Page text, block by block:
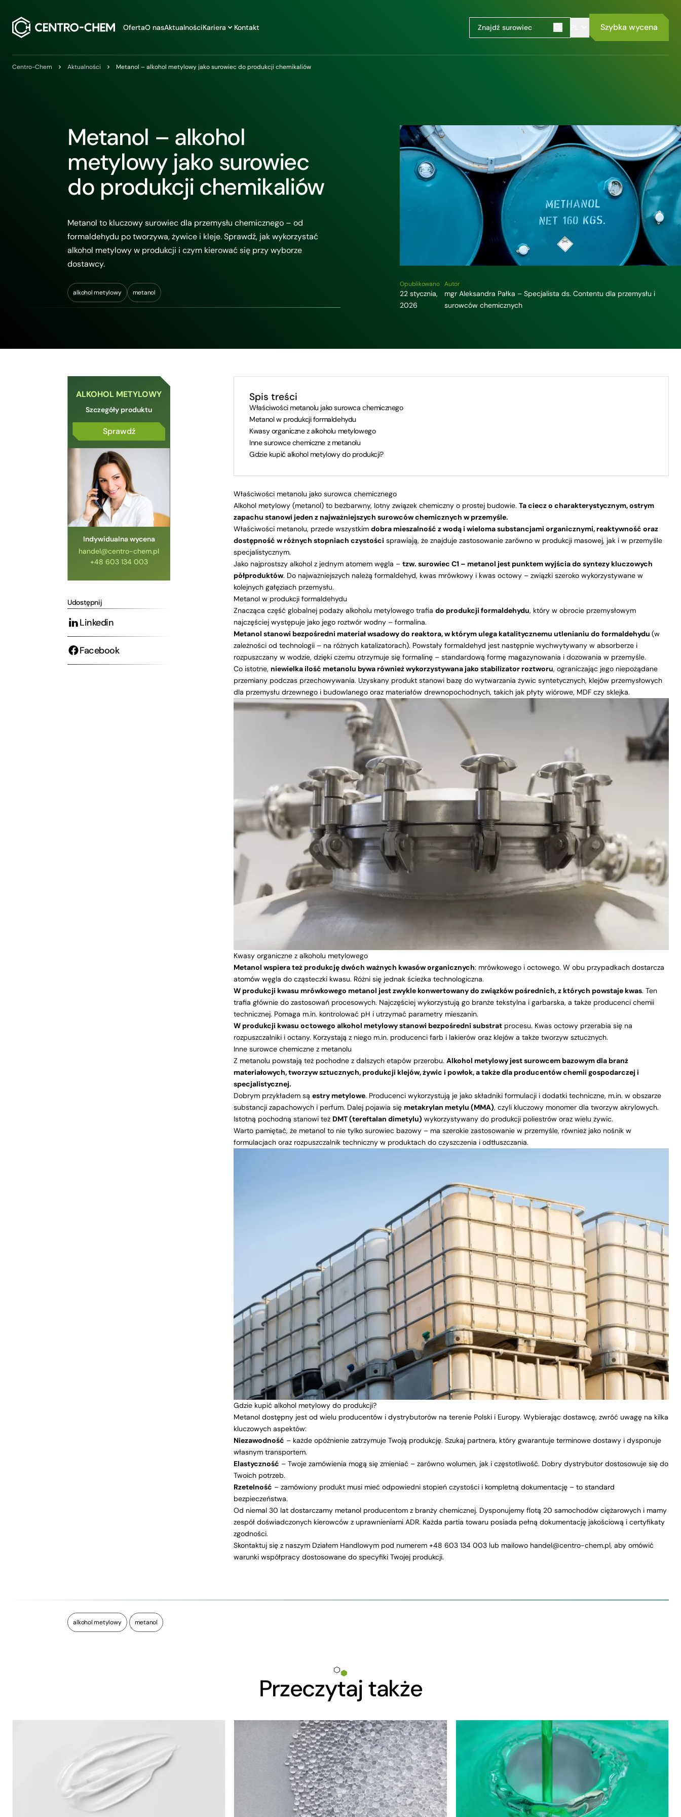
OfertaO nasAktualnościKariera Kontakt Szybka wycena
Centro-Chem Aktualności Metanol – alkohol metylowy jako surowiec do produkcji chemikaliów
Metanol – alkohol
metylowy jako surowiec
do produkcji chemikaliów
Metanol to kluczowy surowiec dla przemysłu chemicznego – od
formaldehydu po tworzywa, żywice i kleje. Sprawdź, jak wykorzystać
alkohol metylowy w produkcji i czym kierować się przy wyborze
dostawcy.
alkohol metylowy metanol
Opublikowano
22 stycznia,
2026
Autor
mgr Aleksandra Pałka – Specjalista ds. Contentu dla przemysłu i
surowców chemicznych
ALKOHOL METYLOWY
Szczegóły produktu
Sprawdź
Indywidualna wycena
handel@centro-chem.pl
+48 603 134 003
Udostępnij
Linkedin
Facebook
Spis treści
Właściwości metanolu jako surowca chemicznego
Metanol w produkcji formaldehydu
Kwasy organiczne z alkoholu metylowego
Inne surowce chemiczne z metanolu
Gdzie kupić alkohol metylowy do produkcji?
Właściwości metanolu jako surowca chemicznego
Alkohol metylowy (metanol) to bezbarwny, lotny związek chemiczny o prostej budowie.Ta ciecz o charakterystycznym, ostrym
zapachu stanowi jeden z najważniejszych surowców chemicznych w przemyśle.
Właściwości metanolu, przede wszystkimdobra mieszalność z wodą i wieloma substancjami organicznymi, reaktywność oraz
dostępność w różnych stopniach czystości sprawiają, że znajduje zastosowanie zarówno w produkcji masowej, jak i w przemyśle
specjalistycznym.
Jako najprostszy alkohol z jednym atomem węgla –tzw. surowiec C1 – metanol jest punktem wyjścia do syntezy kluczowych
półproduktów. Do najważniejszych należą formaldehyd, kwas mrówkowy i kwas octowy – związki szeroko wykorzystywane w
kolejnych gałęziach przemysłu.
Metanol w produkcji formaldehydu
Znacząca część globalnej podaży alkoholu metylowego trafiado produkcji formaldehydu, który w obrocie przemysłowym
najczęściej występuje jako jego roztwór wodny –formalina.
Metanol stanowi bezpośredni materiał wsadowy do reaktora, w którym ulega katalitycznemu utlenianiu do formaldehydu(w
zależności od technologii – na różnych katalizatorach). Powstały formaldehyd jest następnie wychwytywany w absorberze i
rozpuszczany w wodzie, dzięki czemu otrzymuje się formalinę – standardową formę magazynowania i dozowania w przemyśle.
Co istotne, niewielka ilość metanolu bywa również wykorzystywana jako stabilizator roztworu, ograniczając jego niepożądane
przemiany podczas przechowywania. Uzyskany produkt stanowi bazę do wytwarzania żywic syntetycznych, klejów przemysłowych
dla przemysłu drzewnego i budowlanego oraz materiałów drewnopochodnych, takich jak płyty wiórowe, MDF czy sklejka.
Kwasy organiczne z alkoholu metylowego
Metanol wspiera też produkcję dwóch ważnych kwasów organicznych: mrówkowego ioctowego. W obu przypadkach dostarcza
atomów węgla do cząsteczki kwasu. Różni się jednak ścieżka technologiczna.
W produkcji kwasu mrówkowego metanol jest zwykle konwertowany do związków pośrednich, z których powstaje kwas. Ten
trafia głównie do zastosowań procesowych. Najczęściej wykorzystują go branże tekstylna i garbarska, a także producenci chemii
technicznej. Pomaga m.in. kontrolować pH i utrzymać parametry mieszanin.
W produkcji kwasu octowego alkohol metylowy stanowi bezpośredni substrat procesu. Kwas octowy przerabia się na
rozpuszczalniki i octany. Korzystają z niego m.in. producenci farb i lakierów oraz klejów a także tworzyw sztucznych.
Inne surowce chemiczne z metanolu
Z metanolu powstają też pochodne z dalszych etapów przerobu.Alkohol metylowy jest surowcem bazowym dla branż
materiałowych, tworzyw sztucznych, produkcji klejów, żywic i powłok, a także dla producentów chemii gospodarczej i
specjalistycznej.
Dobrym przykładem sąestry metylowe. Producenci wykorzystują je jako składniki formulacji i dodatki techniczne, m.in. w obszarze
substancji zapachowych i perfum. Dalej pojawia się metakrylan metylu (MMA), czyli kluczowy monomer dla tworzyw akrylowych.
Istotną pochodną stanowi też DMT (tereftalan dimetylu) wykorzystywany do produkcji poliestrów oraz wielu żywic.
Warto pamiętać, że metanol to nie tylko surowiec bazowy – ma szerokie zastosowanie w przemyśle, również jako nośnik w
formulacjach oraz rozpuszczalnik techniczny w produktach do czyszczenia i odtłuszczania.
Gdzie kupić alkohol metylowy do produkcji?
Metanol dostępny jest od wielu producentów i dystrybutorów na terenie Polski i Europy. Wybierając dostawcę, zwróć uwagę na kilka
kluczowych aspektów:
Niezawodność – każde opóźnienie zatrzymuje Twoją produkcję. Szukaj partnera, który gwarantuje terminowe dostawy i dysponuje
własnym transportem.
Elastyczność – Twoje zamówienia mogą się zmieniać – zarówno wolumen, jak i częstotliwość. Dobry dystrybutor dostosowuje się do
Twoich potrzeb.
Rzetelność – zamówiony produkt musi mieć odpowiedni stopień czystości i kompletną dokumentację – to standard
bezpieczeństwa.
Od niemal 30 lat dostarczamy metanol producentom z branży chemicznej. Dysponujemy flotą 20 samochodów ciężarowych i mamy
zespół doświadczonych kierowców z uprawnieniami ADR. Każda partia towaru posiada pełną dokumentację jakościową i certyfikaty
zgodności.
Skontaktuj się z naszym Działem Handlowym pod numerem+48 603 134 003 lub mailowo handel@centro-chem.pl, aby omówić
warunki współpracy dostosowane do specyfiki Twojej produkcji.
alkohol metylowy metanol
Przeczytaj także